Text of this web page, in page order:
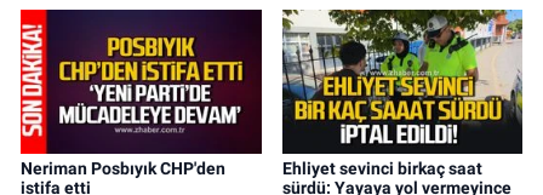
Neriman Posbıyık CHP'den
istifa etti
Ehliyet sevinci birkaç saat
sürdü: Yayaya yol vermeyince